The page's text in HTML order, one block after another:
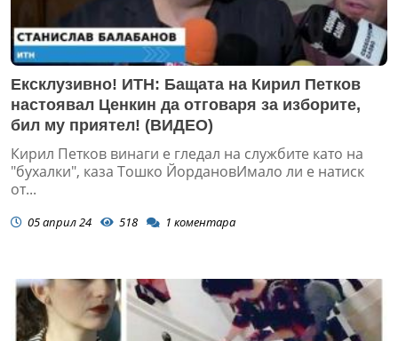
Ексклузивно! ИТН: Бащата на Кирил Петков
настоявал Ценкин да отговаря за изборите,
бил му приятел! (ВИДЕО)
Кирил Петков винаги е гледал на службите като на
"бухалки", каза Тошко ЙордановИмало ли е натиск
от...
05 април 24 518 1 коментара